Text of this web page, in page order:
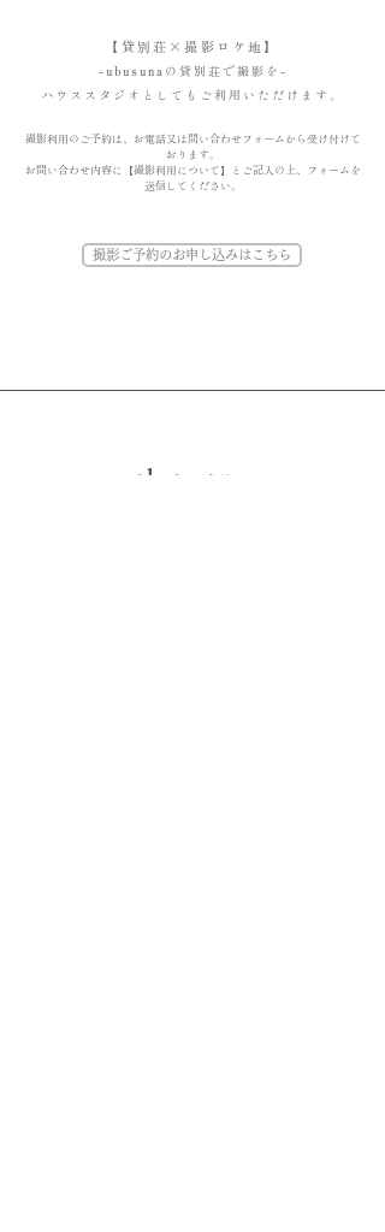
【貸別荘×撮影ロケ地】
-ubusunaの貸別荘で撮影を-
ハウススタジオとしてもご利用いただけます。
撮影利用のご予約は、お電話又は問い合わせフォームから受け付けて
おります。
お問い合わせ内容に【撮影利用について】とご記入の上、フォームを
送信してください。
撮影ご予約のお申し込みはこちら
ubusuna